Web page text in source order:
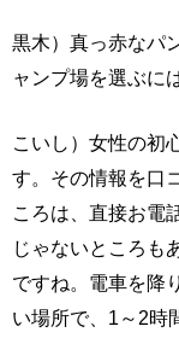
黒木）真っ赤なパ
ャンプ場を選ぶに
こいし）女性の初
す。その情報を口
ころは、直接お電
じゃないところも
ですね。電車を降
い場所で、1～2時